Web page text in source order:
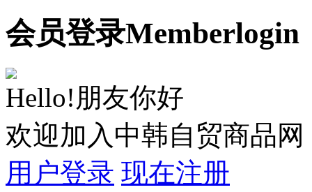
会员登录Memberlogin
Hello!朋友你好
欢迎加入中韩自贸商品网
用户登录 现在注册